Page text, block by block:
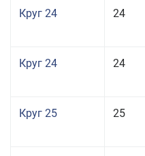
Круг 24 24
Круг 24 24
Круг 25 25